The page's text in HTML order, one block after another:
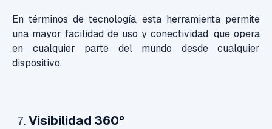
En términos de tecnología, esta herramienta permite
una mayor facilidad de uso y conectividad, que opera
en cualquier parte del mundo desde cualquier
dispositivo.
Visibilidad 360°